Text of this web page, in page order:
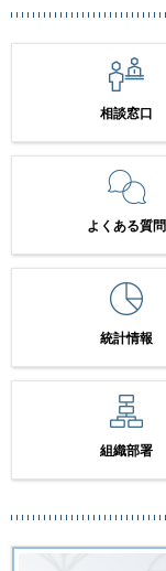
相談窓口
よくある質問
統計情報
組織部署